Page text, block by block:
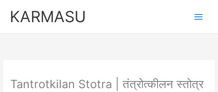
KARMASU
Tantrotkilan Stotra | तंत्रोत्कीलन स्तोत्र